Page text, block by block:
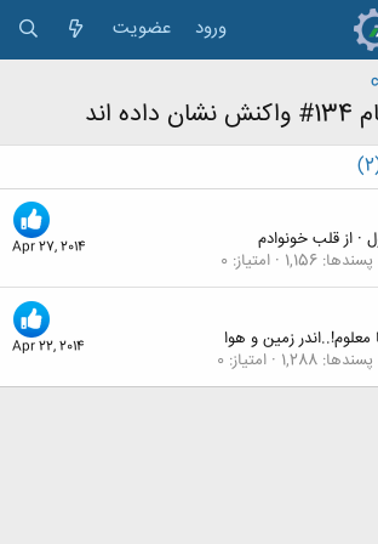
ورود عضویت
Apr 27, 2014 · ازقلب خونوادم
پسندها 1,156 امتیاز 0
Apr 22, 2014
معلوم!..اندر زمین و هوا
پسندها 1,288 امتیاز 0